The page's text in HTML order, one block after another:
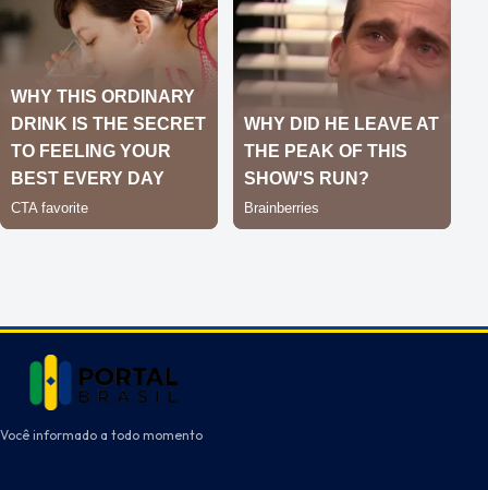
Você informado a todo momento